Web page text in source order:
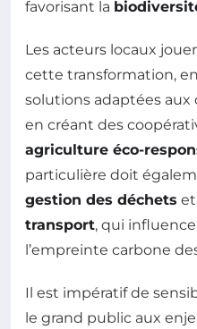
favorisant la
Les acteurs locaux
cette transformation,
solutions adaptées
en créant des
agriculture éco-
particulière doit
gestion des déchets
transport, qui
l’empreinte carbone
Il est impératif de
le grand public aux